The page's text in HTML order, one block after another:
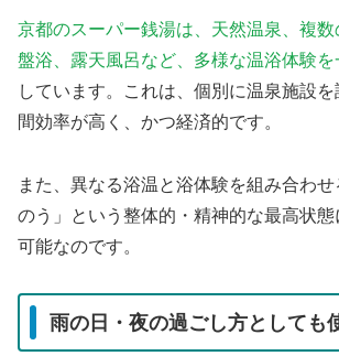
京都のスーパー銭湯は、天然温泉、複
盤浴、露天風呂など、多様な温浴体験
しています。これは、個別に温泉施設
間効率が高く、かつ経済的です。
また、異なる浴温と浴体験を組み合わ
のう」という整体的・精神的な最高状
可能なのです。
雨の日・夜の過ごし方としても